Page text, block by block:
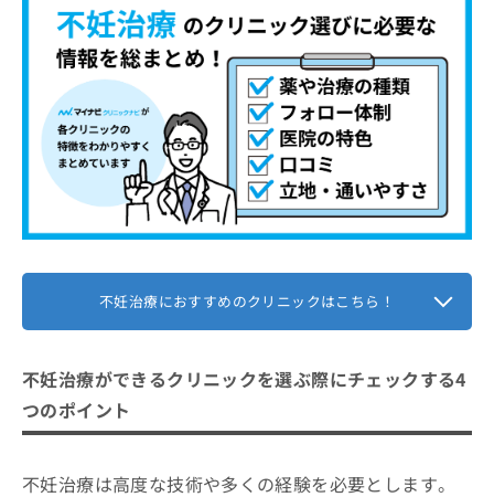
不妊治療におすすめのクリニックはこちら！
不妊治療ができるクリニックを選ぶ際にチェックする4
つのポイント
不妊治療は高度な技術や多くの経験を必要とします。